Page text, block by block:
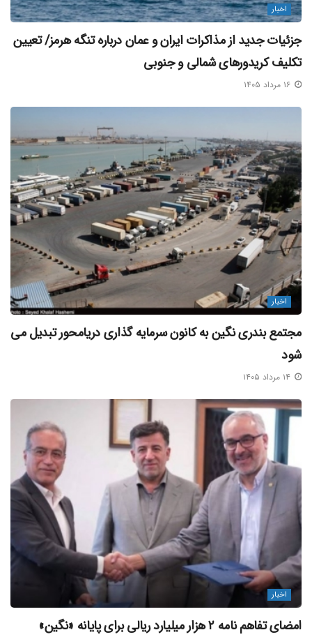
اخبار
جزئیات جدید از مذاکرات ایران و عمان درباره تنگه هرمز/ تعیین
تکلیف کریدورهای شمالی و جنوبی
اخبار
مجتمع بندری نگین به کانون سرمایه‌ گذاری دریامحور تبدیل می‌
شود
اخبار
امضای تفاهم‌ نامه ۲ هزار میلیارد ریالی برای پایانه «نگین»